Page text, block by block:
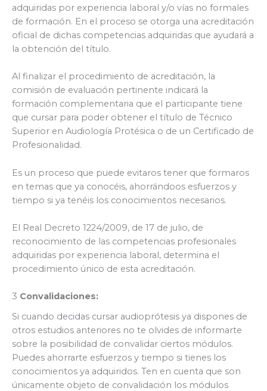
adquiridas por experiencia laboral y/o vías no formales
de formación. En el proceso se otorga una acreditación
oficial de dichas competencias adquiridas que ayudará a
la obtención del título.
Al finalizar el procedimiento de acreditación, la
comisión de evaluación pertinente indicará la
formación complementaria que el participante tiene
que cursar para poder obtener el título de Técnico
Superior en Audiología Protésica o de un Certificado de
Profesionalidad.
Es un proceso que puede evitaros tener que formaros
en temas que ya conocéis, ahorrándoos esfuerzos y
tiempo si ya tenéis los conocimientos necesarios.
El Real Decreto 1224/2009, de 17 de julio, de
reconocimiento de las competencias profesionales
adquiridas por experiencia laboral, determina el
procedimiento único de esta acreditación.
3 Convalidaciones:
Si cuando decidas cursar audioprótesis ya dispones de
otros estudios anteriores no te olvides de informarte
sobre la posibilidad de convalidar ciertos módulos.
Puedes ahorrarte esfuerzos y tiempo si tienes los
conocimientos ya adquiridos. Ten en cuenta que son
únicamente objeto de convalidación los módulos